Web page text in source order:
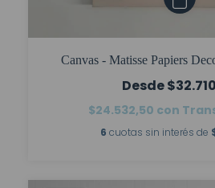
Canvas - Matisse Papiers
$24.532,50 con
6 cuotas sin interés de